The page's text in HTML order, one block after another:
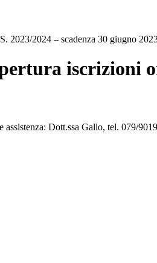
2023/2024 – scadenza 30 giugno
iscrizioni
Dott.ssa Gallo, tel. 079/